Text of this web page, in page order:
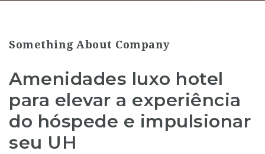
Something About Company
Amenidades luxo hotel
para elevar a experiência
do hóspede e impulsionar
seu UH